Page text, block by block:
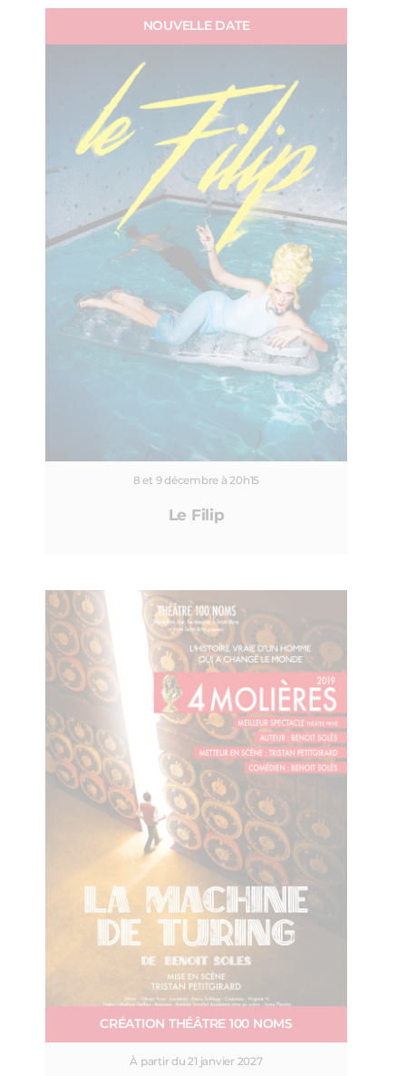
NOUVELLE DATE
8 et 9 décembre à 20h15
Le Filip
CRÉATION THÉÂTRE 100 NOMS
À partir du 21 janvier 2027